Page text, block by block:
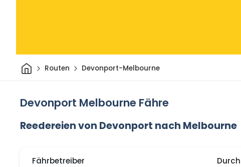
HeimRouten Devonport-Melbourne
Devonport Melbourne Fähre
Reedereien von Devonport nach Melbourne
Fährbetreiber